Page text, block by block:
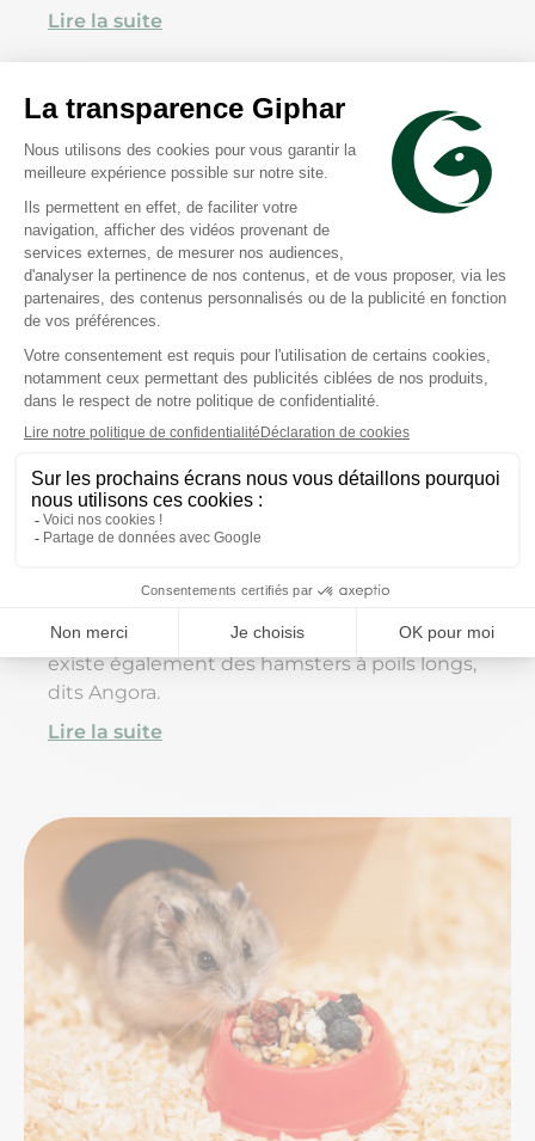
méconnus. Voici présentés sous forme de
mieux les connaître:
Lire la suite
Le Hamster
2 Min de lecture
Ce mammifère appartient à l'ordre des
et de Turquie. Le hamster doré est très
répandu en captivité à travers le monde. Il
existe également des hamsters à poils longs,
dits Angora.
Lire la suite